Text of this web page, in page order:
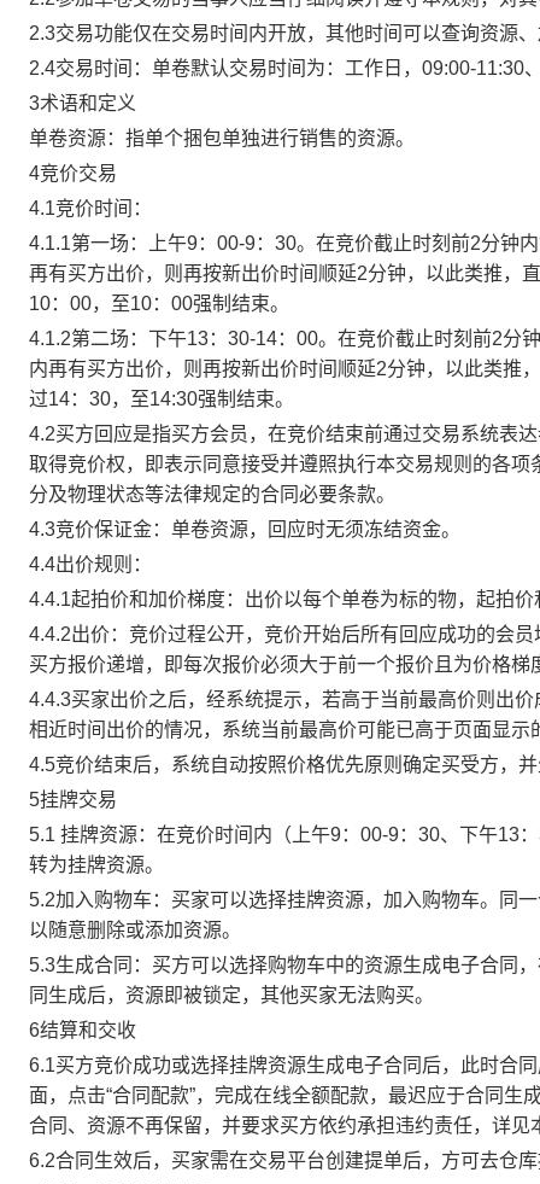
2.3交易功能仅在交易时间内开放，其他时间可以查询资源
2.4交易时间：单卷默认交易时间为：工作日，09:00-11:30
3术语和定义
单卷资源：指单个捆包单独进行销售的资源。
4竞价交易
4.1竞价时间：
4.1.1第一场：上午9：00-9：30。在竞价截止时刻前2分钟
再有买方出价，则再按新出价时间顺延2分钟，以此类推，
10：00，至10：00强制结束。
4.1.2第二场：下午13：30-14：00。在竞价截止时刻前2分
内再有买方出价，则再按新出价时间顺延2分钟，以此类推
过14：30，至14:30强制结束。
4.2买方回应是指买方会员，在竞价结束前通过交易系统表
取得竞价权，即表示同意接受并遵照执行本交易规则的各
分及物理状态等法律规定的合同必要条款。
4.3竞价保证金：单卷资源，回应时无须冻结资金。
4.4出价规则：
4.4.1起拍价和加价梯度：出价以每个单卷为标的物，起拍
4.4.2出价：竞价过程公开，竞价开始后所有回应成功的会
买方报价递增，即每次报价必须大于前一个报价且为价格
4.4.3买家出价之后，经系统提示，若高于当前最高价则出
相近时间出价的情况，系统当前最高价可能已高于页面显示
4.5竞价结束后，系统自动按照价格优先原则确定买受方，
5挂牌交易
5.1 挂牌资源：在竞价时间内（上午9：00-9：30、下午13
转为挂牌资源。
5.2加入购物车：买家可以选择挂牌资源，加入购物车。同
以随意删除或添加资源。
5.3生成合同：买方可以选择购物车中的资源生成电子合同
同生成后，资源即被锁定，其他买家无法购买。
6结算和交收
6.1买方竞价成功或选择挂牌资源生成电子合同后，此时合
面，点击“合同配款”，完成在线全额配款，最迟应于合同
合同、资源不再保留，并要求买方依约承担违约责任，详见
6.2合同生效后，买家需在交易平台创建提单后，方可去仓